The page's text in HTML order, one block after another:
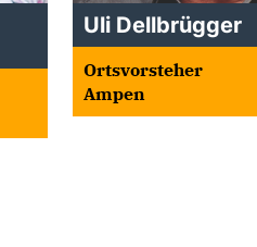
Uli Dellbrügger
Ortsvorsteher
Ampen